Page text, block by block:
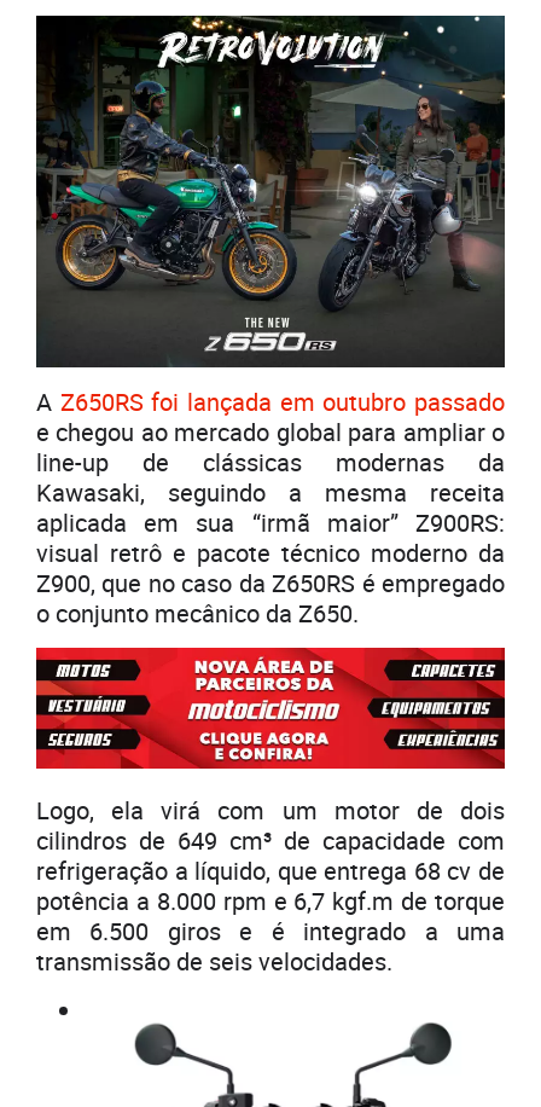
A Z650RS foi lançada em outubro passado
e chegou ao mercado global para ampliar o
line-up de clássicas modernas da
Kawasaki, seguindo a mesma receita
aplicada em sua “irmã maior” Z900RS:
visual retrô e pacote técnico moderno da
Z900, que no caso da Z650RS é empregado
o conjunto mecânico da Z650.
Logo, ela virá com um motor de dois
cilindros de 649 cm³ de capacidade com
refrigeração a líquido, que entrega 68 cv de
potência a 8.000 rpm e 6,7 kgf.m de torque
em 6.500 giros e é integrado a uma
transmissão de seis velocidades.